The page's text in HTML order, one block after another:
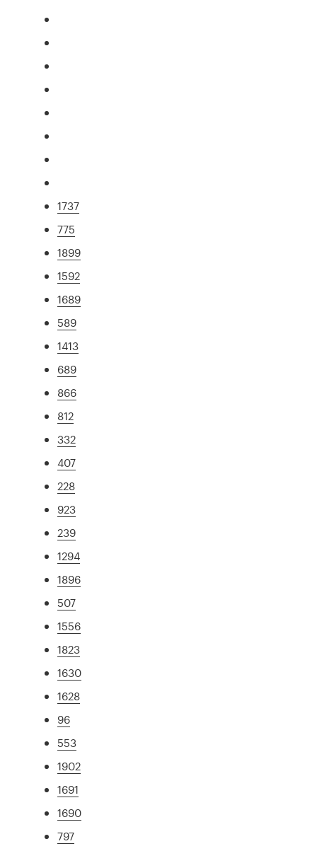
1737
775
1899
1592
1689
589
1413
689
866
812
332
407
228
923
239
1294
1896
507
1556
1823
1630
1628
96
553
1902
1691
1690
797